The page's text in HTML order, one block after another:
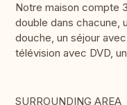
Notre maison compte
double dans chacune,
douche, un séjour
télévision avec DVD,
SURROUNDING AREA